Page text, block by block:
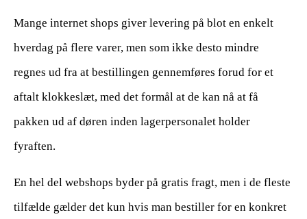
Mange internet shops giver levering på blot en enkelt
hverdag på flere varer, men som ikke desto mindre
regnes ud fra at bestillingen gennemføres forud for et
aftalt klokkeslæt, med det formål at de kan nå at få
pakken ud af døren inden lagerpersonalet holder
fyraften.
En hel del webshops byder på gratis fragt, men i de fleste
tilfælde gælder det kun hvis man bestiller for en konkret